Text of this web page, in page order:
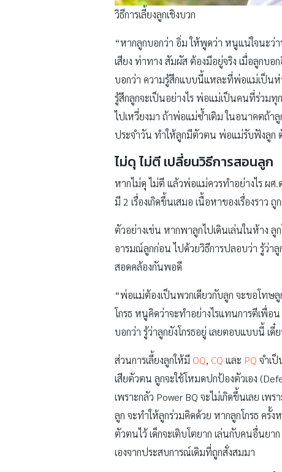
วิธีการเลี้ยงลูกเชิงบวก
“หากลูกบอกว่า อิ่ม ให้พูดว่า หนูแน่ใจนะว่
เสียง ท่าทาง สัมผัส ต้องมีอยู่จริง เมื่อลูกบ
บอกว่า ความรู้สึกแบบนี้แหละที่พ่อแม่เป็นห่
รู้สึกลูกจะเป็นอย่างไร พ่อแม่เป็นคนที่ร่วม
ไปเหวี่ยงมา ถ้าพ่อแม่ซ้ำเติม ในอนาคตถ้า
ประจำวัน ทำให้ลูกมีตัวตน พ่อแม่รับฟังลูก
ไม่ดุ ไม่ตี เปลี่ยนวิธีการสอนลูก
หากไม่ดุ ไม่ตี แล้วพ่อแม่ควรทำอย่างไร ผ
มี 2 เรื่องเกิดขึ้นเสมอ เนื้อหาของเรื่องรา
ตัวอย่างเช่น หากพาลูกไปเดินเล่นในห้าง ลู
อารมณ์ลูกก่อน ไปด้วยวิธีการปลอบว่า รู้ว่าลู
สอดคล้องกันพอดี
“พ่อแม่ต้องเป็นพวกเดียวกับลูก จะขอโท
โกรธ หนูคิดว่าจะทำอย่างไรแทนการตีเพื่อน
บอกว่า รู้ว่าลูกยังโกรธอยู่ เลยตอบแบบนี้ เ
ส่วนการเลี้ยงลูกให้มี OQ, CQ และ PQ จำเ
เสียตัวตน ลูกจะใช้โหมดปกป้องตัวเอง
เพราะกลัว Power BQ จะไม่เกิดขึ้นเลย
ลูก จะทำให้ลูกร่วมคิดด้วย หากลูกโกรธ ค
ตัวตนไว้ เด็กจะเติบโตยาก เล่นกับคนอื่นยา
เองจากประสบการณ์เดิมที่ถูกสั่งสมมา